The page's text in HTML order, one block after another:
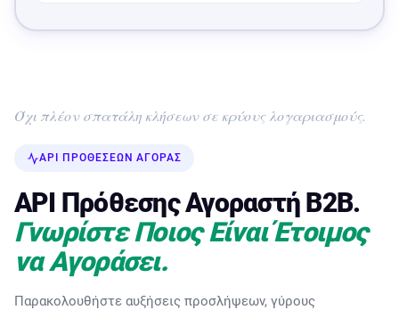
Όχι πλέον σπατάλη κλήσεων σε κρύους λογαριασμούς.
API ΠΡΟΘΈΣΕΩΝ ΑΓΟΡΆΣ
API Πρόθεσης Αγοραστή B2B.
Γνωρίστε Ποιος Είναι Έτοιμος
να Αγοράσει.
Παρακολουθήστε αυξήσεις προσλήψεων, γύρους